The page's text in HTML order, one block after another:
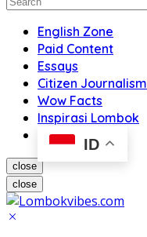
English Zone
Paid Content
Essays
Citizen Journalism
Wow Facts
Inspirasi Lombok
ID
close
close